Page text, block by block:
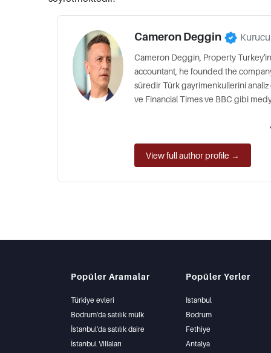
Cameron Deggin
Cameron Deggin, Property
accountant, he founded the
süredir Türk gayrimenkullerini analiz
ve Financial Times ve BBC gibi
View full author profile →
Popüler Aramalar
Türkiye evleri
Bodrum'da satılık mülk
İstanbul'da satılık daire
İstanbul Villaları
Popüler Yerler
Istanbul
Bodrum
Fethiye
Antalya